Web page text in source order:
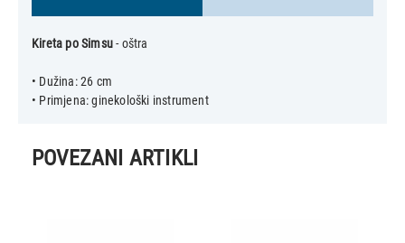
Kireta po Simsu- oštra
• Dužina: 26 cm
• Primjena: ginekološki instrument
POVEZANI ARTIKLI